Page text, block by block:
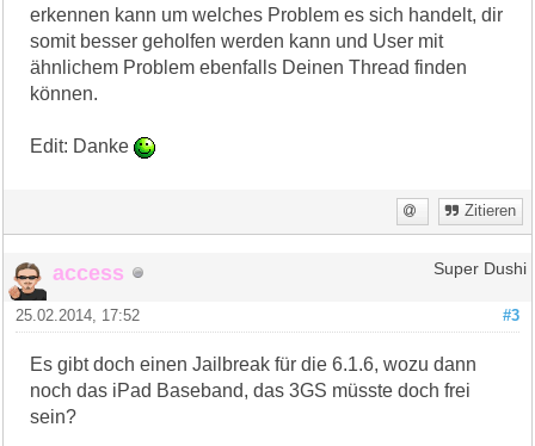
erkennen kann um welches Problem es sich handelt, dir
somit besser geholfen werden kann und User mit
ähnlichem Problem ebenfalls Deinen Thread finden
können.
Edit: Danke
Zitieren
access Super Dushi
#3
25.02.2014, 17:52
Es gibt doch einen Jailbreak für die 6.1.6, wozu dann
noch das iPad Baseband, das 3GS müsste doch frei
sein?